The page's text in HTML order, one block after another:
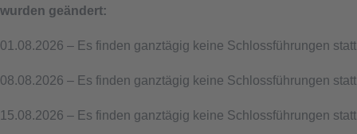
wurden geändert:
01.08.2026 – Es finden ganztägig keine Schlossführungen statt
08.08.2026 – Es finden ganztägig keine Schlossführungen statt
15.08.2026 – Es finden ganztägig keine Schlossführungen statt